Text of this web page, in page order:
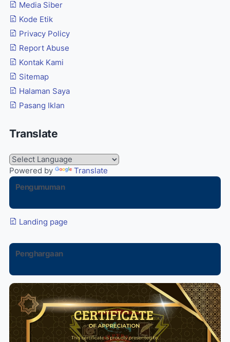
Media Siber
Kode Etik
Privacy Policy
Report Abuse
Kontak Kami
Sitemap
Halaman Saya
Pasang Iklan
Translate
Powered by
Translate
Pengumuman
Landing page
Penghargaan